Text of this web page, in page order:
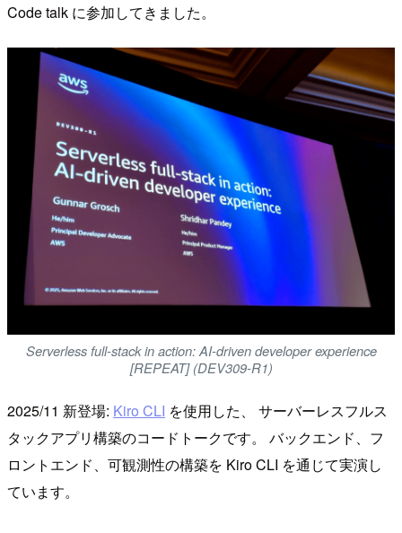
Code talk に参加してきました。
Serverless full-stack in action: AI-driven developer experience
[REPEAT] (DEV309-R1)
2025/11 新登場: Kiro CLI を使用した、 サーバーレスフルス
タックアプリ構築のコードトークです。 バックエンド、フ
ロントエンド、可観測性の構築を Kiro CLI を通じて実演し
ています。